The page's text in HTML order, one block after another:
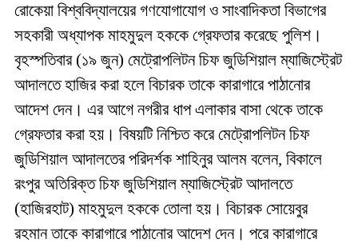
রোকেয়া বিশ্ববিদ্যালয়ের গণযোগাযোগ ও সাংবাদিকতা বিভাগের
সহকারী অধ্যাপক মাহমুদুল হককে গ্রেফতার করেছে পুলিশ।
বৃহস্পতিবার (১৯ জুন) মেট্রোপলিটন চিফ জুডিশিয়াল ম্যাজিস্ট্রেট
আদালতে হাজির করা হলে বিচারক তাকে কারাগারে পাঠানোর
আদেশ দেন। এর আগে নগরীর ধাপ এলাকার বাসা থেকে তাকে
গ্রেফতার করা হয়। বিষয়টি নিশ্চিত করে মেট্রোপলিটন চিফ
জুডিশিয়াল আদালতের পরিদর্শক শাহিনুর আলম বলেন, বিকালে
রংপুর অতিরিক্ত চিফ জুডিশিয়াল ম্যাজিস্ট্রেট আদালতে
(হাজিরহাট) মাহমুদুল হককে তোলা হয়। বিচারক সোয়েবুর
রহমান তাকে কারাগারে পাঠানোর আদেশ দেন। পরে কারাগারে